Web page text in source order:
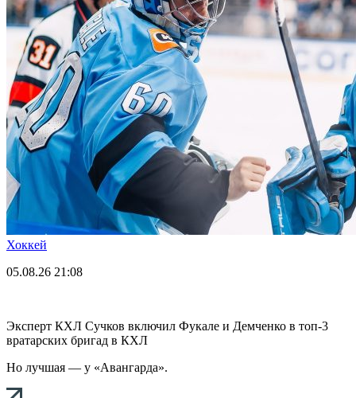
Хоккей
05.08.26 21:08
Эксперт КХЛ Сучков включил Фукале и Демченко в топ-3
вратарских бригад в КХЛ
Но лучшая — у «Авангарда».